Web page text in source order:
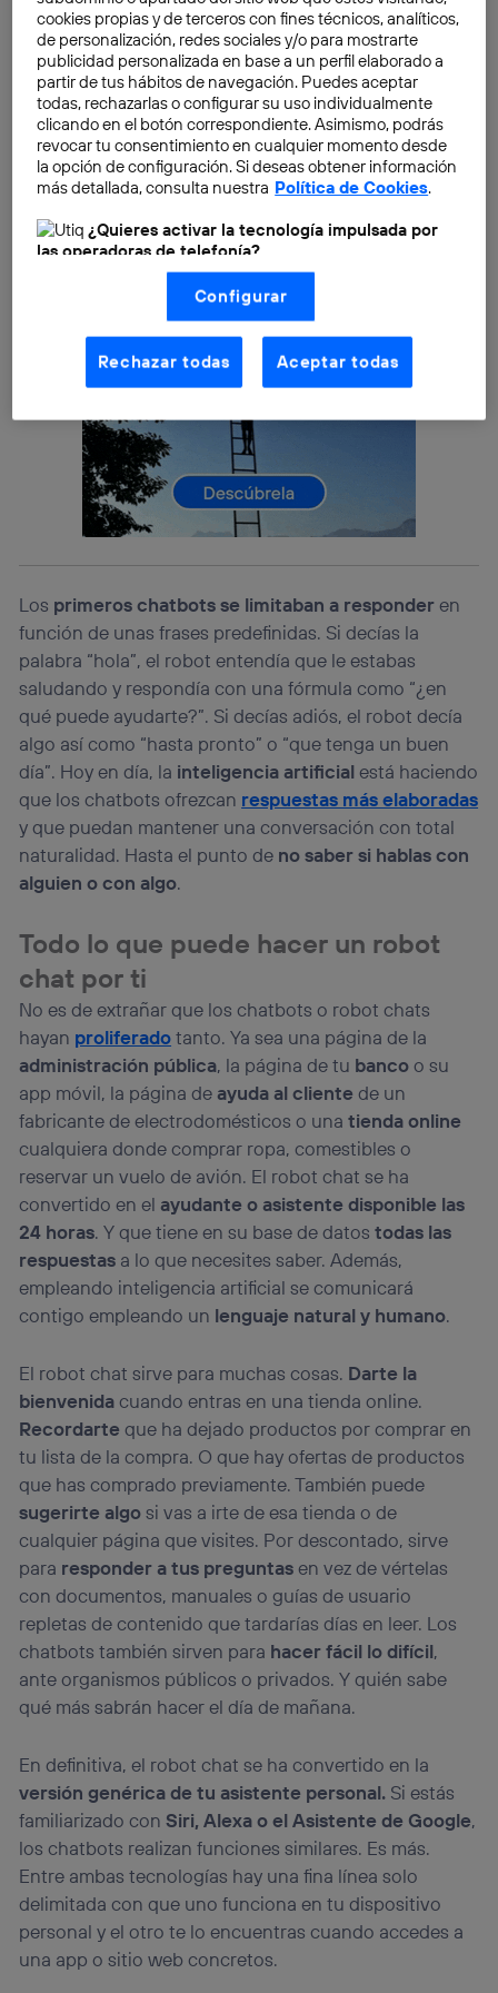
malas experiencias. Pero hoy es más frecuente
encontrarte con unaventana de chat en una app o
en una página web. En esa ventana, unrobot chat o
chatbot te ofrece su ayudao te permite realizar una
tarea online a través de sus indicaciones.
Los primeros chatbots se limitaban a responderen
función de unas frases predefinidas. Si decías la
palabra “hola”, el robot entendía que le estabas
saludando y respondía con una fórmula como “¿en
qué puede ayudarte?”. Si decías adiós, el robot decía
algo así como “hasta pronto” o “que tenga un buen
día”. Hoy en día, la inteligencia artificialestá haciendo
que los chatbots ofrezcan respuestas más elaboradas
y que puedan mantener una conversación con total
naturalidad. Hasta el punto de no saber si hablas con
alguien o con algo.
Todo lo que puede hacer un robot
chat por ti
No es de extrañar que los chatbots o robot chats
hayan proliferadotanto. Ya sea una página de la
administración pública, la página de tu bancoo su
app móvil, la página de ayuda al cliente de un
fabricante de electrodomésticos o unatienda online
cualquiera donde comprar ropa, comestibles o
reservar un vuelo de avión. El robot chat se ha
convertido en el ayudante o asistente disponible las
24 horas. Y que tiene en su base de datostodas las
respuestas a lo que necesites saber. Además,
empleando inteligencia artificial se comunicará
contigo empleando un lenguaje natural y humano.
El robot chat sirve para muchas cosas. Darte la
bienvenidacuando entras en una tienda online.
Recordarte que ha dejado productos por comprar en
tu lista de la compra. O que hay ofertas de productos
que has comprado previamente. También puede
sugerirte algosi vas a irte de esa tienda o de
cualquier página que visites. Por descontado, sirve
para responder a tus preguntasen vez de vértelas
con documentos, manuales o guías de usuario
repletas de contenido que tardarías días en leer. Los
chatbots también sirven para hacer fácil lo difícil,
ante organismos públicos o privados. Y quién sabe
qué más sabrán hacer el día de mañana.
En definitiva, el robot chat se ha convertido en la
versión genérica de tu asistente personal. Si estás
familiarizado conSiri, Alexa o el Asistente de Google,
los chatbots realizan funciones similares. Es más.
Entre ambas tecnologías hay una fina línea solo
delimitada con que uno funciona en tu dispositivo
personal y el otro te lo encuentras cuando accedes a
una app o sitio web concretos.
cookies propias y de terceros con fines técnicos, analíticos,
de personalización, redes sociales y/o para mostrarte
publicidad personalizada en base a un perfil elaborado a
partir de tus hábitos de navegación. Puedes aceptar
todas, rechazarlas o configurar su uso individualmente
clicando en el botón correspondiente. Asimismo, podrás
revocar tu consentimiento en cualquier momento desde
la opción de configuración. Si deseas obtener información
más detallada, consulta nuestra Política de Cookies.
¿Quieres activar la tecnología impulsada por
las operadoras de telefonía?
Nosotros, Telefónica S.A., utilizamos la tecnología Utiq para
realizar nuestras acciones de marketing digital o análisis
(como se describe en este aviso de consentimiento)
basadas en tu navegación en nuestra(s) web(s)
aquí(solo cuando utilizas una conexión a
internet habilitada , proporcionada por una de las
operadoras de telefonía participantes, y otorgas tu
La tecnología Utiq está diseñada con la privacidad como
prioridad ofreciéndote elección y control.
La tecnología utiliza un identificador cifrado creado por tu
operadora de telefonía, utilizando tu dirección IP y otra
información de la cuenta de cliente de
Este identificador se asigna a la conexión de internet, por
lo que cualquier persona que conecte su dispositivo y
consienta el uso de la tecnología recibirá el mismo
identificador. Típicamente:
Si utilizas unaconexión de banda ancha(p. ej., Wi-Fi),
el marketing o análisis se realizará en función de las
actividades de navegación de los miembros del hogar
que hayan dado su consentimiento.
Si utilizasdatos móviles, el marketing será más
personalizado, ya que se basará únicamente en la
navegación del usuario del móvil.
Puedes gestionar los consentimientos Utiq seleccionando
“Administrar Utiq” en la parte inferior de esta página web o
la política de privacidad de Utiq.
Configurar
Rechazar todas Aceptar todas